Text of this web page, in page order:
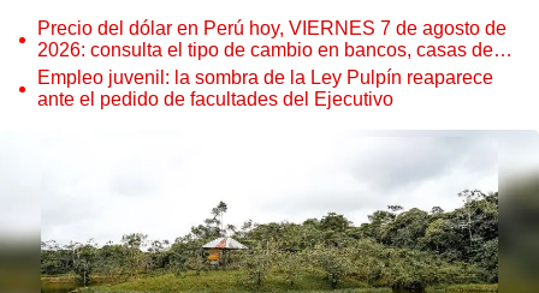
Precio del dólar en Perú hoy, VIERNES 7 de agosto de
2026: consulta el tipo de cambio en bancos, casas de
cambio y plataformas digitales
Empleo juvenil: la sombra de la Ley Pulpín reaparece
ante el pedido de facultades del Ejecutivo